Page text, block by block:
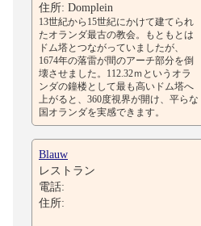
住所: Domplein
13世紀から15世紀にかけて建てられ
たオランダ最古の教会。もともとは
ドム塔とつながっていましたが、
1674年の落雷が間のアーチ部分を倒
壊させました。112.32ｍというオラ
ンダの鐘楼として最も高いドム塔へ
上がると、360度視界が開け、平らな
国オランダを実感できます。
Blauw
レストラン
電話:
住所: